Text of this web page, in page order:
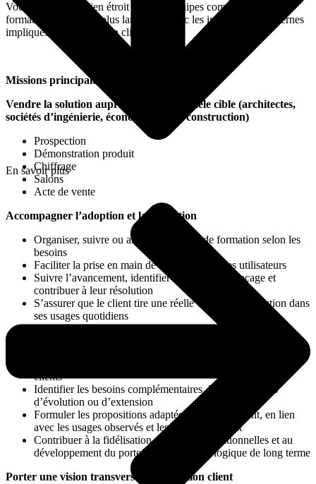
Vous travaillez en lien étroit avec les équipes commerciales,
formation, support et plus largement avec les interlocuteurs internes
impliqués dans la relation client.
Missions principales
Vendre la solution auprès de notre clientèle cible (architectes,
sociétés d’ingénierie, économiste de la construction)
Prospection
Démonstration produit
Chiffrage
Salons
Acte de vente
Accompagner l’adoption et la formation
Organiser, suivre ou animer les temps de formation selon les
besoins
Faciliter la prise en main de la solution par les utilisateurs
Suivre l’avancement, identifier les points de blocage et
contribuer à leur résolution
S’assurer que le client tire une réelle valeur de la solution dans
ses usages quotidiens
Développer le compte dans la continuité de la relation
clients
Identifier les besoins complémentaires, les opportunités
d’évolution ou d’extension
Formuler les propositions adaptées au bon moment, en lien
avec les usages observés et les enjeux du client
Contribuer à la fidélisation, aux ventes additionnelles et au
développement du portefeuille dans une logique de long terme
Porter une vision transverse de la relation client
En savoir plus